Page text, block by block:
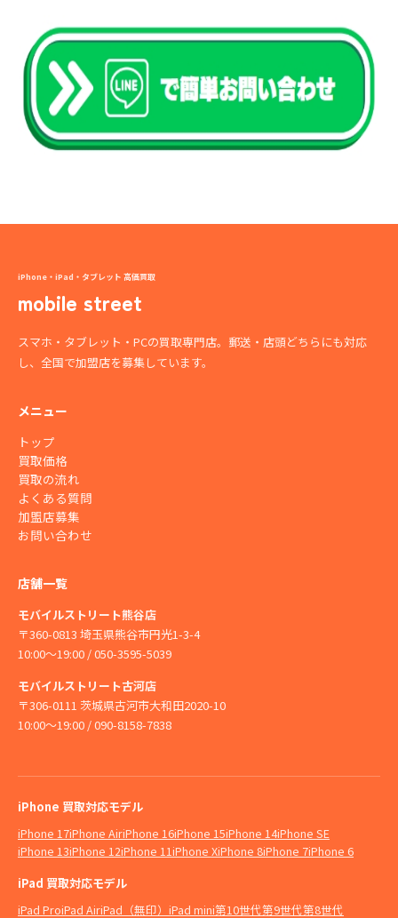
iPhone・iPad・タブレット 高価買取
mobile street
スマホ・タブレット・PCの買取専門店。郵送・店頭どちらにも対応
し、全国で加盟店を募集しています。
メニュー
トップ
買取価格
買取の流れ
よくある質問
加盟店募集
お問い合わせ
店舗一覧
モバイルストリート熊谷店
〒360-0813 埼玉県熊谷市円光1-3-4
10:00〜19:00 / 050-3595-5039
モバイルストリート古河店
〒306-0111 茨城県古河市大和田2020-10
10:00〜19:00 / 090-8158-7838
iPhone 買取対応モデル
iPhone 17iPhone AiriPhone 16iPhone 15iPhone 14iPhone SE
iPhone 13iPhone 12iPhone 11iPhone XiPhone 8iPhone 7iPhone 6
iPad 買取対応モデル
iPad ProiPad AiriPad（無印） iPad mini第10世代第9世代第8世代